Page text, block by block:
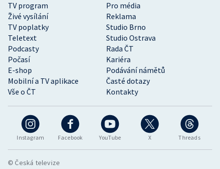
Instagram Facebook YouTube X Threads
TV program
Pro média
Živé vysílání
Reklama
TV poplatky
Studio Brno
Teletext
Studio Ostrava
Podcasty
Rada ČT
Počasí
Kariéra
E-shop
Podávání námětů
Mobilní a TV aplikace
Časté dotazy
Vše o ČT
Kontakty
© Česká televize